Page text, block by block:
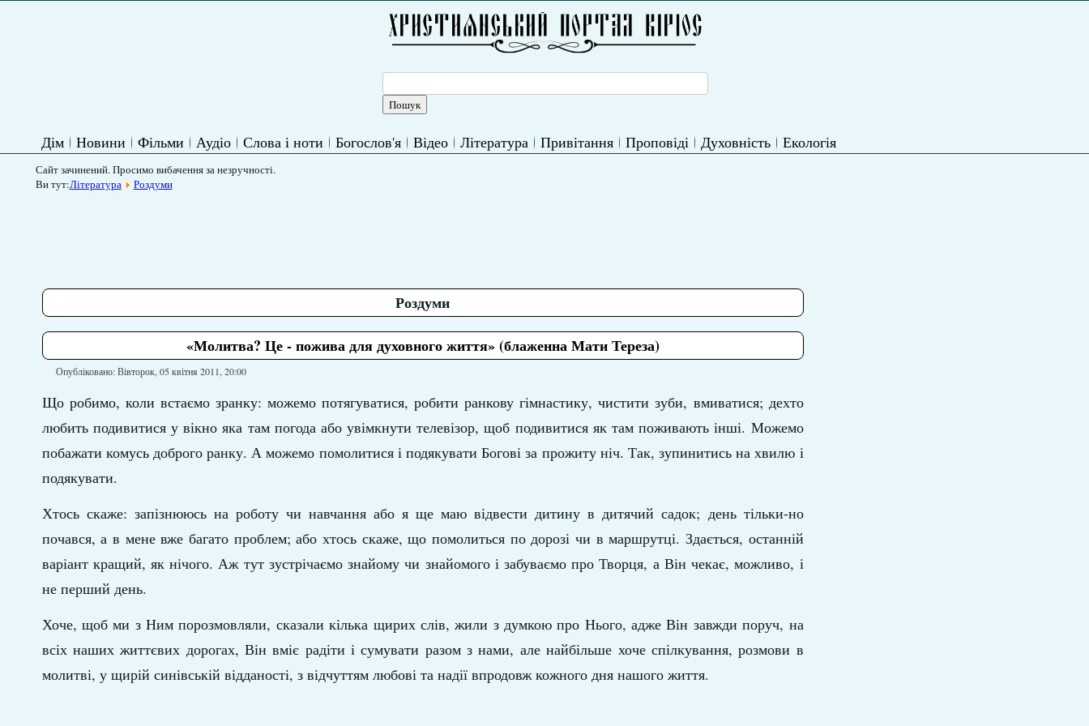
Дім Новини Фільми Аудіо Слова і ноти Богослов'я Відео Література Привітання Проповіді Духовність Екологія
Сайт зачинений. Просимо вибачення за незручності.
Ви тут:Література Роздуми
Роздуми
«Молитва? Це - пожива для духовного життя» (блаженна Мати Тереза)
Опубліковано: Вівторок, 05 квітня 2011, 20:00
Що робимо, коли встаємо зранку: можемо потягуватися, робити ранкову гімнастику, чистити зуби, вмиватися; дехто
любить подивитися у вікно яка там погода або увімкнути телевізор, щоб подивитися як там поживають інші. Можемо
побажати комусь доброго ранку. А можемо помолитися і подякувати Богові за прожиту ніч. Так, зупинитись на хвилю і
подякувати.
Хтось скаже: запізнююсь на роботу чи навчання або я ще маю відвести дитину в дитячий садок; день тільки-но
почався, а в мене вже багато проблем; або хтось скаже, що помолиться по дорозі чи в маршрутці. Здається, останній
варіант кращий, як нічого. Аж тут зустрічаємо знайому чи знайомого і забуваємо про Творця, а Він чекає, можливо, і
не перший день.
Хоче, щоб ми з Ним порозмовляли, сказали кілька щирих слів, жили з думкою про Нього, адже Він завжди поруч, на
всіх наших життєвих дорогах, Він вміє радіти і сумувати разом з нами, але найбільше хоче спілкування, розмови в
молитві, у щирій синівській відданості, з відчуттям любові та надії впродовж кожного дня нашого життя.